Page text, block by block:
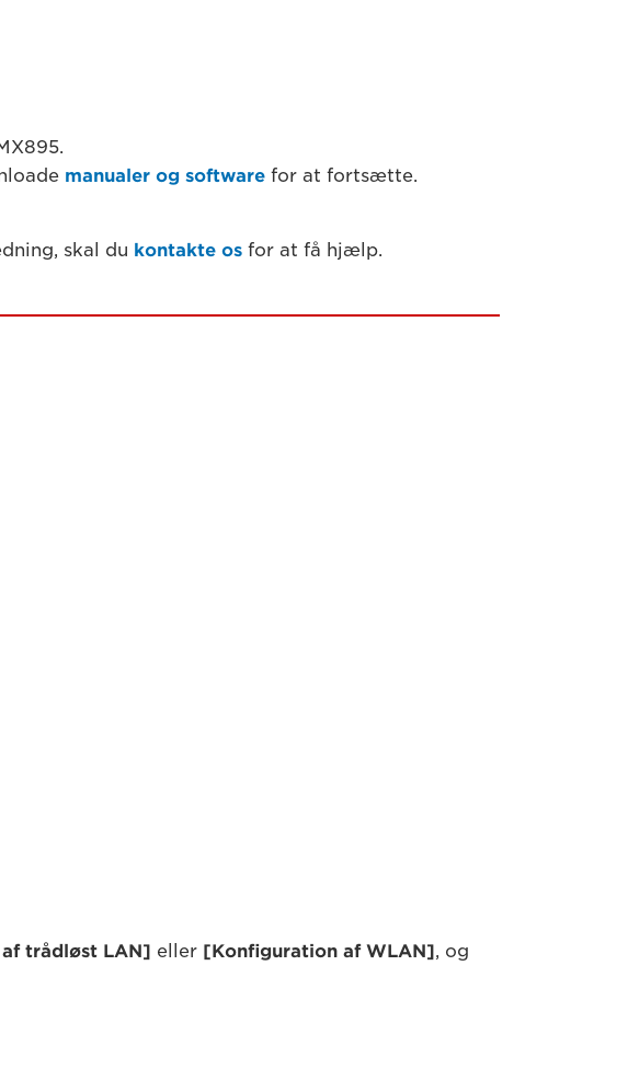
manualer og software for at fortsætte.
skal du kontakte os for at få hjælp.
trådløst LAN] eller [Konfiguration af WLAN], og